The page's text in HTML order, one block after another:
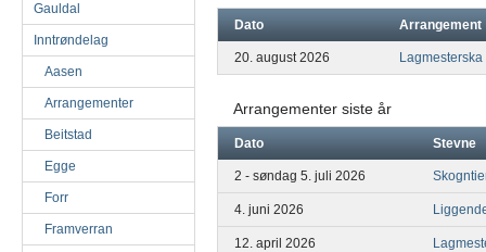
Gauldal
Inntrøndelag
Aasen
Arrangementer
Beitstad
Egge
Forr
Framverran
Dato Arrangement
20. august 2026
Arrangementer siste år
Dato Stevne
2 - søndag 5. juli 2026
4. juni 2026
12. april 2026